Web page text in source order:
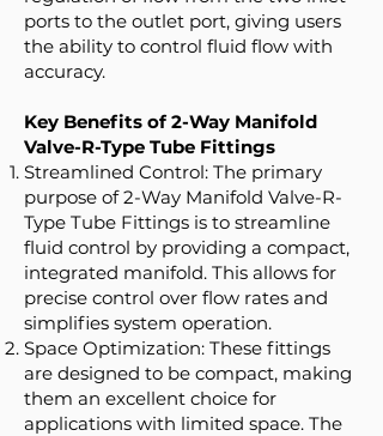
ports to the outlet port, giving users
the ability to control fluid flow with
accuracy.
Key Benefits of 2-Way Manifold
Valve-R-Type Tube Fittings
Streamlined Control: The primary
purpose of 2-Way Manifold Valve-R-
Type Tube Fittings is to streamline
fluid control by providing a compact,
integrated manifold. This allows for
precise control over flow rates and
simplifies system operation.
Space Optimization: These fittings
are designed to be compact, making
them an excellent choice for
applications with limited space. The